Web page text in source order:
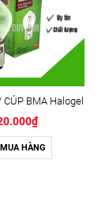
CÚP BMA Halogel
HÀNG